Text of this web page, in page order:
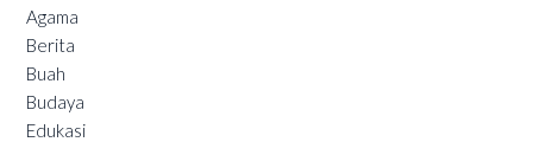
Agama
Berita
Buah
Budaya
Edukasi